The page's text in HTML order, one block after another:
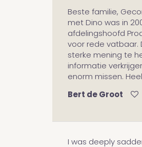
Beste familie,
met Dino was in
afdelingshoofd
voor rede vatbaar.
sterke mening te
informatie
enorm missen.
Bert de Groot
I was deeply